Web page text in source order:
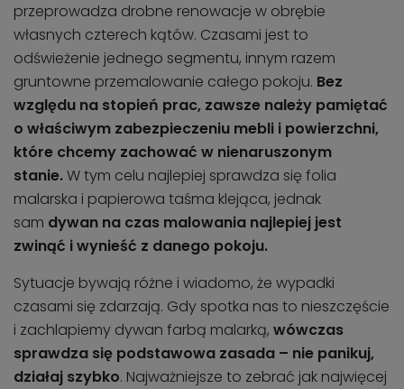
przeprowadza drobne renowacje w obrębie
własnych czterech kątów. Czasami jest to
odświeżenie jednego segmentu, innym razem
gruntowne przemalowanie całego pokoju. Bez
względu na stopień prac, zawsze należy pamiętać
o właściwym zabezpieczeniu mebli i powierzchni,
które chcemy zachować w nienaruszonym
stanie.W tym celu najlepiej sprawdza się folia
malarska i papierowa taśma klejąca, jednak
sam dywan na czas malowania najlepiej jest
zwinąć i wynieść z danego pokoju.
Sytuacje bywają różne i wiadomo, że wypadki
czasami się zdarzają. Gdy spotka nas to nieszczęście
i zachlapiemy dywan farbą malarką, wówczas
sprawdza się podstawowa zasada – nie panikuj,
działaj szybko. Najważniejsze to zebrać jak najwięcej